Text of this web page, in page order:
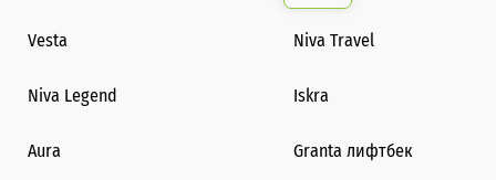
Vesta Niva Travel
Niva Legend Iskra
Aura Granta лифтбек